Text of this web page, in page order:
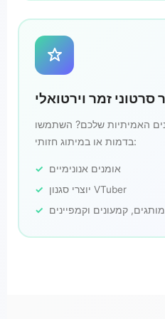
סרטוני זמר וירטואלי
האמיתיות שלכם? השתמשו
בדמות או במיתוג חזותי:
אומנים אנונימיים
יוצרי סגנון VTuber
מותגים, קמעונים וקמפיינים